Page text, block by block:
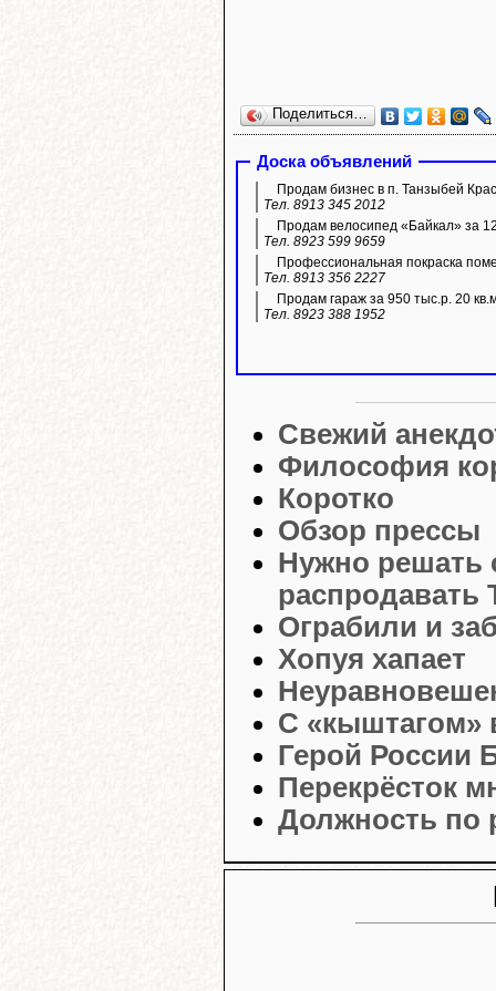
Поделиться…
Доска объявлений
Продам бизнес в п. Танзыбей
Тел. 8913 345 2012
Продам велосипед «Байкал» за
Тел. 8923 599 9659
Профессиональная покраска
Тел. 8913 356 2227
Продам гараж за 950 тыс.р. 20
Тел. 8923 388 1952
Свежий
Философия
Коротко
Обзор прессы
Нужно решать
распродавать
Ограбили и
Хопуя хапает
С «кыштагом»
Герой России
Перекрёсток
Должность по